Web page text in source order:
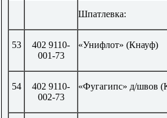
Шпатлевка:
53
402 9110-
001-73
«Унифлот» (Кнауф)
54
402 9110-
002-73
«Фугагипс» д/швов